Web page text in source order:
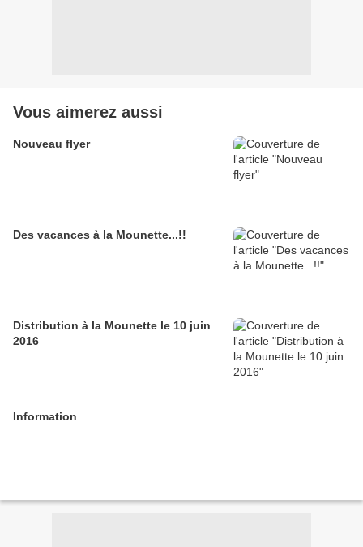
Vous aimerez aussi
Nouveau flyer
Des vacances à la Mounette...!!
Distribution à la Mounette le 10 juin
2016
Information